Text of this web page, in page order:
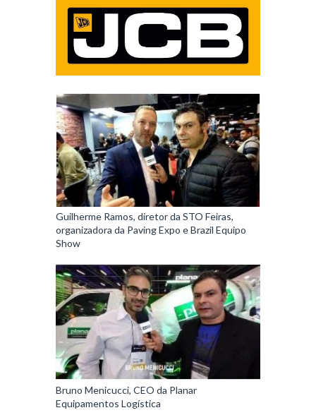
Guilherme Ramos, diretor da STO Feiras,
organizadora da Paving Expo e Brazil Equipo
Show
Bruno Menicucci, CEO da Planar
Equipamentos Logística